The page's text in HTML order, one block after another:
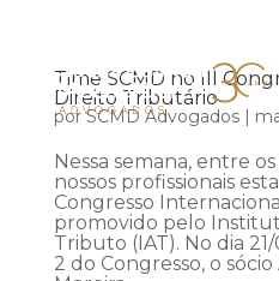
Time SCMD no III
Direito Tributário
porSCMD Advogados|
Nessa semana, entre
nossos profissionais
Congresso
promovido pelo
Tributo (IAT). No dia
2 do Congresso, o